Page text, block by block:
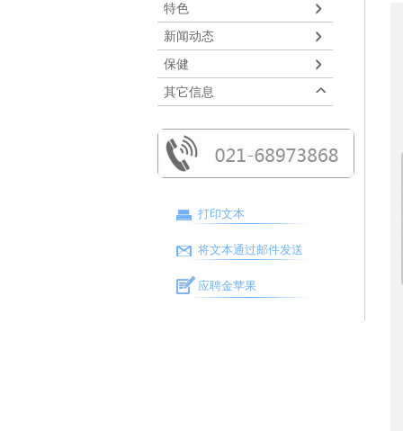
特色
新闻动态
保健
其它信息
打印文本
将文本通过邮件发送
应聘金苹果